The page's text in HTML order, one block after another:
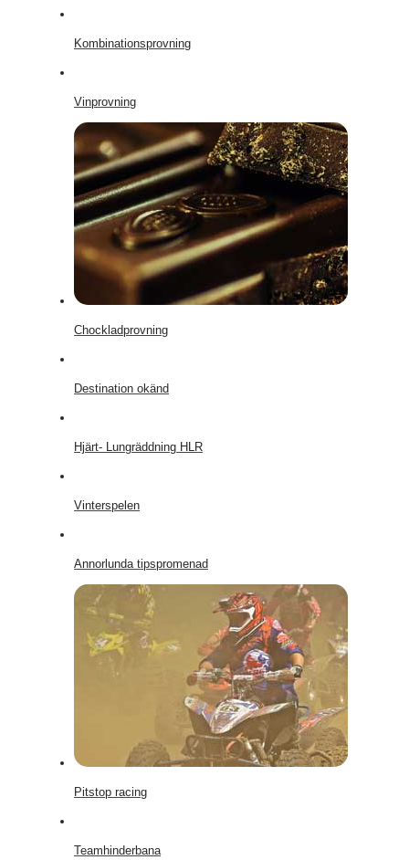
Kombinationsprovning
Vinprovning
Chockladprovning
Destination okänd
Hjärt- Lungräddning HLR
Vinterspelen
Annorlunda tipspromenad
Pitstop racing
Teamhinderbana